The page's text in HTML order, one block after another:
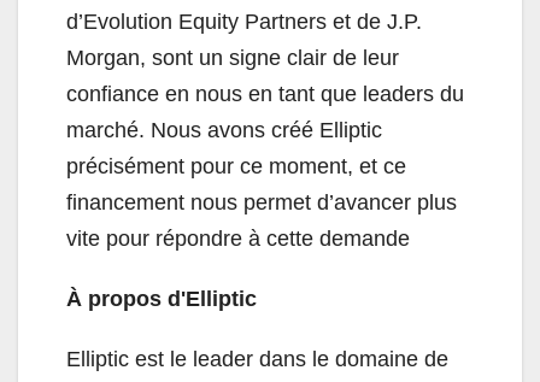
d’Evolution Equity Partners et de J.P.
Morgan, sont un signe clair de leur
confiance en nous en tant que leaders du
marché. Nous avons créé Elliptic
précisément pour ce moment, et ce
financement nous permet d’avancer plus
vite pour répondre à cette demande
À propos d'Elliptic
Elliptic est le leader dans le domaine de